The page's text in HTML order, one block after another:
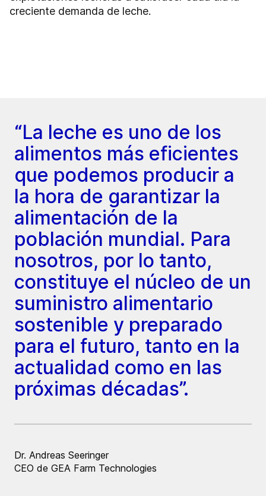
creciente demanda de leche.
“La leche es uno de los
alimentos más eficientes
que podemos producir a
la hora de garantizar la
alimentación de la
población mundial. Para
nosotros, por lo tanto,
constituye el núcleo de un
suministro alimentario
sostenible y preparado
para el futuro, tanto en la
actualidad como en las
próximas décadas”.
Dr. Andreas Seeringer
CEO de GEA Farm Technologies